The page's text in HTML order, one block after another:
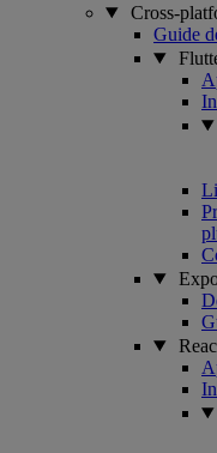
Cross-
Guide